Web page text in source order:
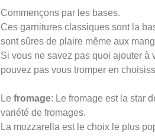
Commençons par les bases.
Ces garnitures classiques sont la
sont sûres de plaire même aux
Si vous ne savez pas quoi ajouter à
pouvez pas vous tromper en
Le fromage: Le fromage est la star
variété de fromages.
La mozzarella est le choix le plus